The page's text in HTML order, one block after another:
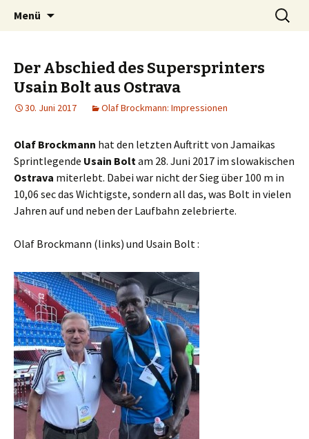
Peter Grau
Menü
Suchen
nach:
Der Abschied des Supersprinters
Usain Bolt aus Ostrava
30. Juni 2017 Olaf Brockmann: Impressionen
Olaf Brockmann hat den letzten Auftritt von Jamaikas
Sprintlegende Usain Boltam 28. Juni 2017 im slowakischen
Ostrava miterlebt. Dabei war nicht der Sieg über 100 m in
10,06 sec das Wichtigste, sondern all das, was Bolt in vielen
Jahren auf und neben der Laufbahn zelebrierte.
Olaf Brockmann (links) und Usain Bolt :